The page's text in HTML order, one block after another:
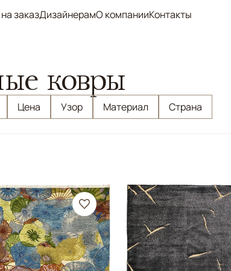
заказДизайнерамО компанииКонтакты
ковры
Цена Узор Материал Страна